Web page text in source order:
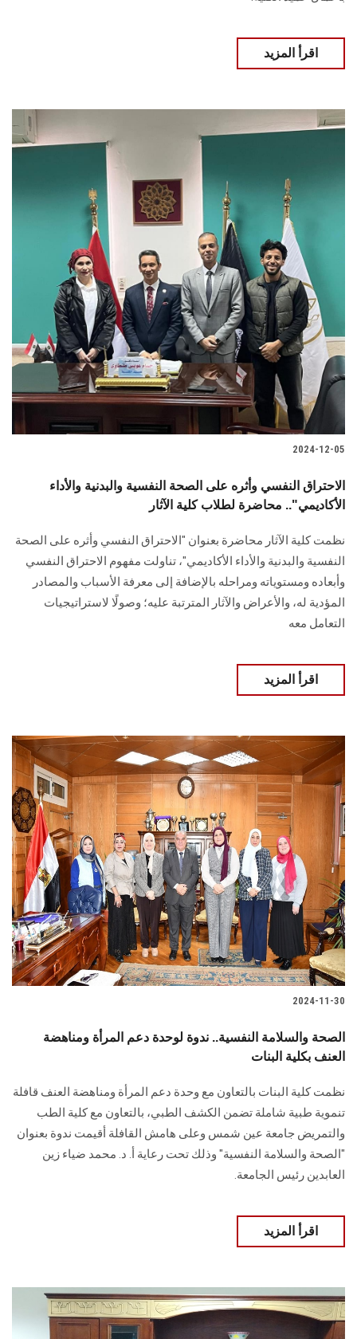
اقرأ المزيد
2024-12-05
الاحتراق النفسي وأثره على الصحة النفسية والبدنية والأداء
الأكاديمي".. محاضرة لطلاب كلية الآثار
نظمت كلية الآثار ‏محاضرة بعنوان "الاحتراق النفسي وأثره على الصحة
النفسية والبدنية والأداء الأكاديمي"، ‏تناولت مفهوم الاحتراق النفسي
وأبعاده ومستوياته ومراحله بالإضافة إلى معرفة ‏الأسباب والمصادر
المؤدية له، والأعراض والآثار المترتبة عليه؛ وصولًا لاستراتيجيات
‏التعامل معه‎
اقرأ المزيد
2024-11-30
الصحة والسلامة النفسية.. ندوة لوحدة دعم المرأة ومناهضة
العنف بكلية البنات
نظمت كلية البنات بالتعاون مع وحدة دعم المرأة ومناهضة العنف قافلة
تنموية ‏طبية شاملة تضمن الكشف الطبي، بالتعاون مع كلية الطب
والتمريض جامعة عين شمس وعلى ‏هامش القافلة أقيمت ندوة بعنوان
"الصحة والسلامة النفسية" وذلك تحت رعاية أ. د. محمد ضياء ‏زين
العابدين رئيس الجامعة.
اقرأ المزيد